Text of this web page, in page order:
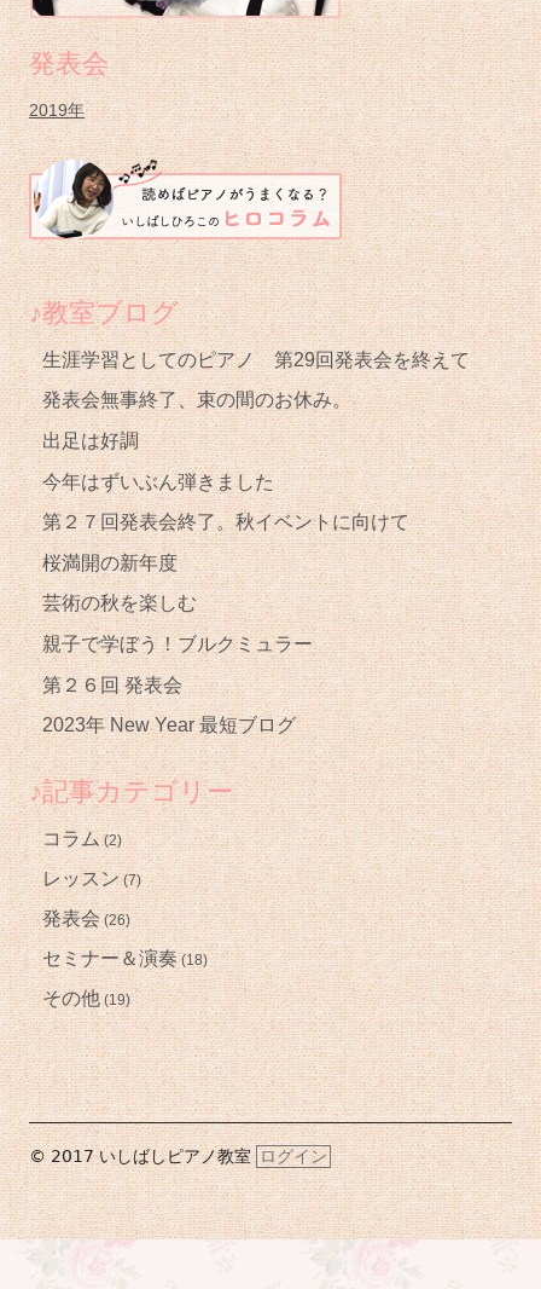
ド
バ
ー
発表会
2019年
♪教室ブログ
生涯学習としてのピアノ 第29回発表会を終えて
発表会無事終了、束の間のお休み。
出足は好調
今年はずいぶん弾きました
第２７回発表会終了。秋イベントに向けて
桜満開の新年度
芸術の秋を楽しむ
親子で学ぼう！ブルクミュラー
第２６回 発表会
2023年 New Year 最短ブログ
♪記事カテゴリー
コラム(2)
レッスン(7)
発表会(26)
セミナー＆演奏(18)
その他 (19)
フ
ッ
タ
ー・
© 2017 いしばしピアノ教室ログイン